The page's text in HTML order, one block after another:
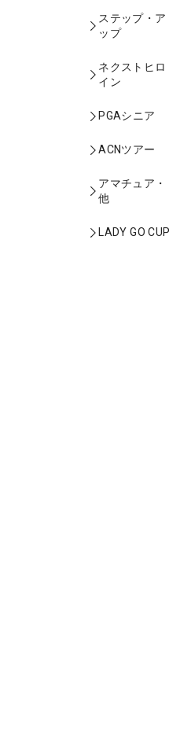
ステップ・ア
ップ
ネクストヒロ
イン
PGAシニア
ACNツアー
アマチュア・
他
LADY GO CUP